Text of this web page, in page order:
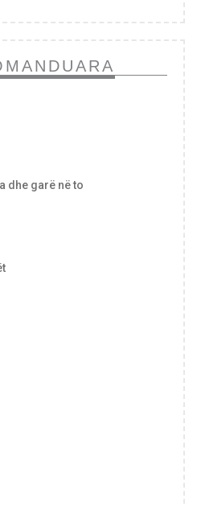
dhe garë në to